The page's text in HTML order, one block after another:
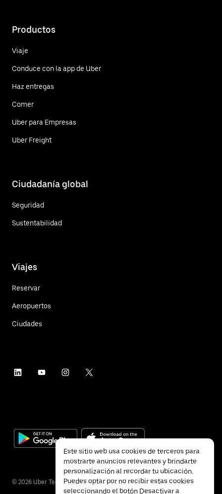
Productos
Viaje
Conduce con la app de Uber
Haz entregas
Comer
Uber para Empresas
Uber Freight
Ciudadanía global
Seguridad
Sustentabilidad
Viajes
Reservar
Aeropuertos
Ciudades
© 2026 Uber Technologies Inc.
Este sitio web usa cookies de terceros para
mostrarte anuncios relevantes y brindarte
personalización al recordar tu ubicación.
Puedes optar por no recibir estas cookies
seleccionando el botón Desactivar a